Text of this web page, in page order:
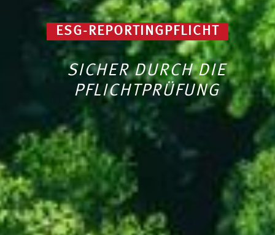
ESG-REPORTINGPFLICHT
SICHER DURCH DIE
PFLICHTPRÜFUNG